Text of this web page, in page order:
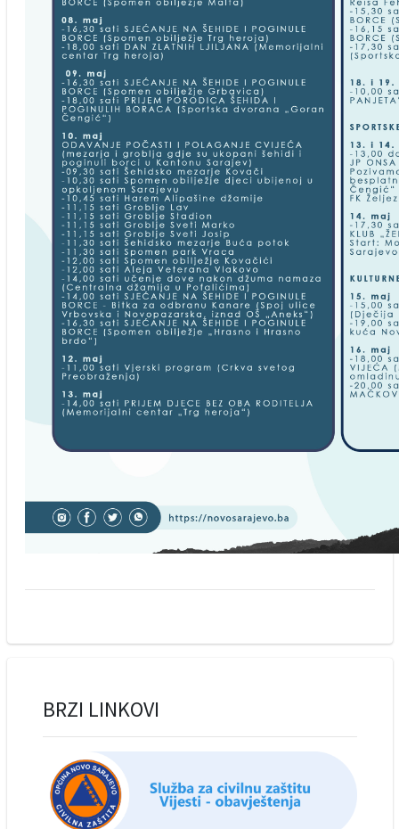
BRZI LINKOVI